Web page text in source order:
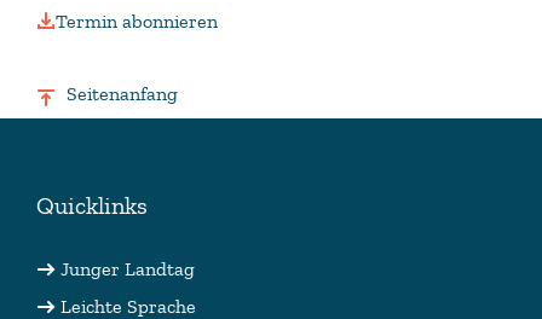
Termin abonnieren
Seitenanfang
Quicklinks
Junger Landtag
Leichte Sprache